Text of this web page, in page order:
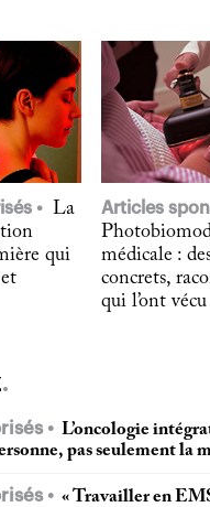
La
qui
Articles
médicale :
concrets,
qui l’ont vécu
L’oncologie
pas seulement la
« Travailler en